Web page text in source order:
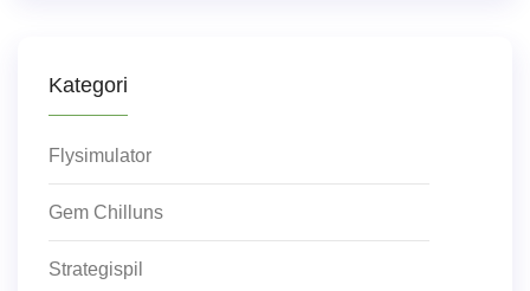
Kategori
Flysimulator
Gem Chilluns
Strategispil